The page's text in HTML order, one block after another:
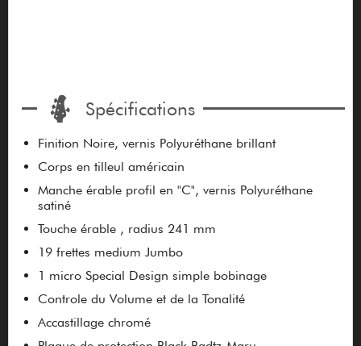
Spécifications
Finition Noire, vernis Polyuréthane brillant
Corps en tilleul américain
Manche érable profil en "C", vernis Polyuréthane
satiné
Touche érable , radius 241 mm
19 frettes medium Jumbo
1 micro Special Design simple bobinage
Controle du Volume et de la Tonalité
Accastillage chromé